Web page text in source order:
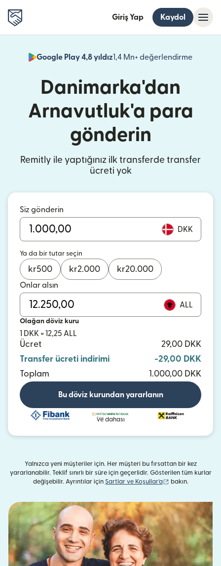
Giriş Yap Kaydol
Google Play 4,8 yıldız1,4 Mn+ değerlendirme
Danimarka'dan
Arnavutluk'a para
gönderin
Remitly ile yaptığınız ilk transferde transfer
ücreti yok
Siz gönderin
DKK
Ya da bir tutar seçin
kr500 kr2.000 kr20.000
Onlar alsın
ALL
Olağan döviz kuru
1 DKK = 12,25 ALL
Ücret
29,00 DKK
Transfer ücreti indirimi
-29,00 DKK
Toplam
1.000,00 DKK
Bu döviz kurundan yararlanın
ve dahası
Yalnızca yeni müşteriler için. Her müşteri bu fırsattan bir kez
yararlanabilir. Teklif sınırlı bir süre için geçerlidir. Gösterilen tüm kurlar
değişebilir. Ayrıntılar için Şartlar ve Koşullar'a (yeni pencerede
bakın.